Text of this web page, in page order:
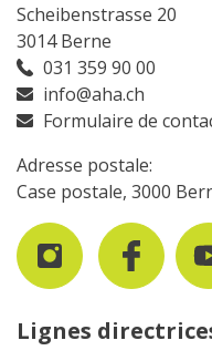
Scheibenstrasse 20
3014 Berne
031 359 90 00
info@aha.ch
Formulaire de
Adresse postale:
Case postale, 3000
Lignes